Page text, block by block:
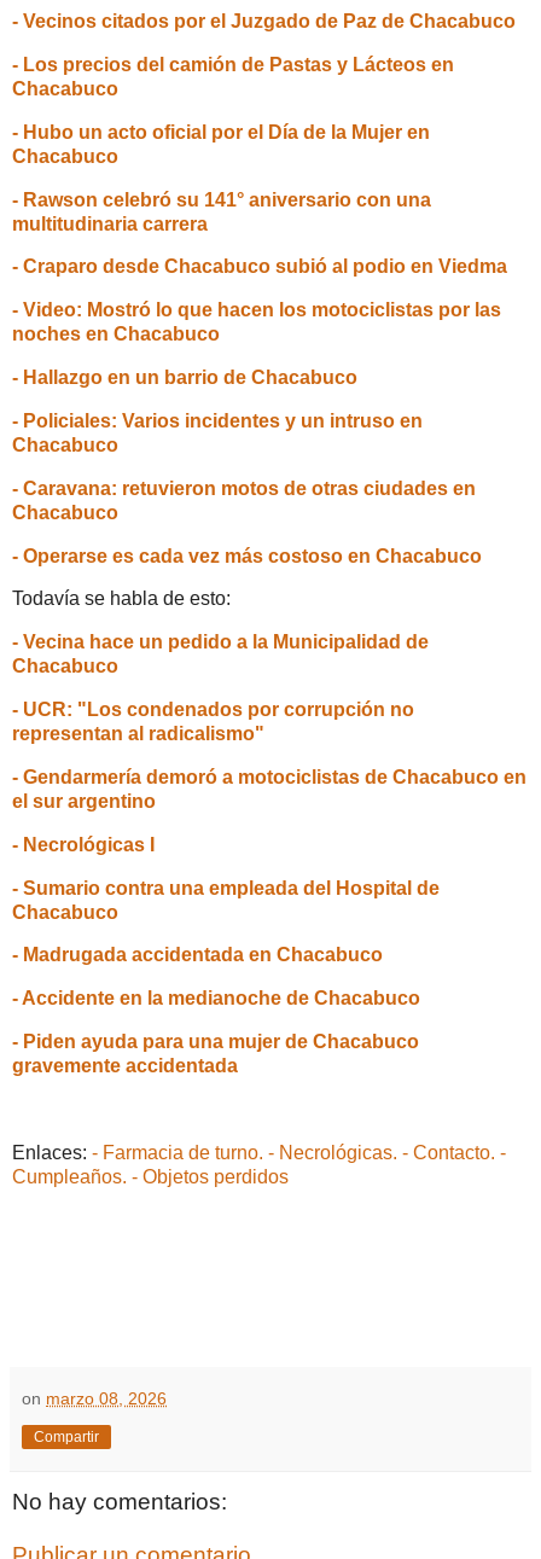
- Vecinos citados por el Juzgado de Paz de Chacabuco
- Los precios del camión de Pastas y Lácteos en
Chacabuco
- Hubo un acto oficial por el Día de la Mujer en
Chacabuco
- Rawson celebró su 141° aniversario con una
multitudinaria carrera
- Craparo desde Chacabuco subió al podio en Viedma
- Video: Mostró lo que hacen los motociclistas por las
noches en Chacabuco
- Hallazgo en un barrio de Chacabuco
- Policiales: Varios incidentes y un intruso en
Chacabuco
- Caravana: retuvieron motos de otras ciudades en
Chacabuco
- Operarse es cada vez más costoso en Chacabuco
Todavía se habla de esto:
- Vecina hace un pedido a la Municipalidad de
Chacabuco
- UCR: "Los condenados por corrupción no
representan al radicalismo"
- Gendarmería demoró a motociclistas de Chacabuco en
el sur argentino
- Necrológicas I
- Sumario contra una empleada del Hospital de
Chacabuco
- Madrugada accidentada en Chacabuco
- Accidente en la medianoche de Chacabuco
- Piden ayuda para una mujer de Chacabuco
gravemente accidentada
Enlaces: - Farmacia de turno. - Necrológicas. - Contacto. -
Cumpleaños. - Objetos perdidos
on marzo 08, 2026
Compartir
No hay comentarios: